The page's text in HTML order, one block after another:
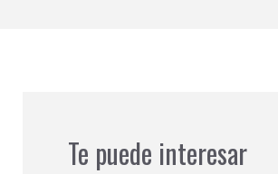
Te puede interesar